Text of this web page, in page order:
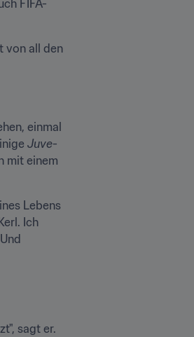
FIFA-
von all den
einmal
Juve-
mit einem
Lebens
Ich
sagt er.